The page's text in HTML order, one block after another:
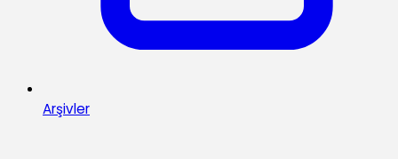
Arşivler